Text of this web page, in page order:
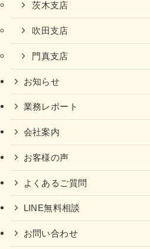
茨木支店
吹田支店
門真支店
お知らせ
業務レポート
会社案内
お客様の声
よくあるご質問
LINE無料相談
お問い合わせ